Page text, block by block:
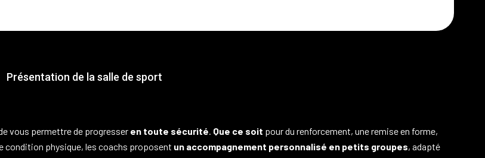
Présentation de la salle de sport
vous permettre de progresser en toute sécurité. Que ce soit pour du renforcement, une remise en forme,
condition physique, les coachs proposent un accompagnement personnalisé en petits groupes, adapté